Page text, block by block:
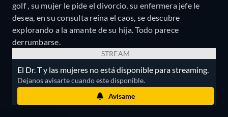
golf , su mujer le pide el divorcio, su enfermera jefe le
desea, en su consulta reina el caos, se descubre
explorando a la amante de su hija. Todo parece
derrumbarse.
STREAM
El Dr. T y las mujeres no está disponible para streaming.
Dejanos avisarte cuando este disponible.
Avísame